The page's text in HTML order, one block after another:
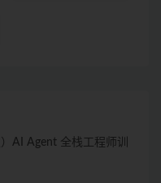
）AI Agent 全栈工程师训